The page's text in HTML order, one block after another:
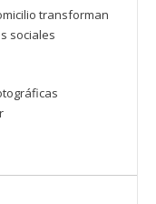
transforman
sociales